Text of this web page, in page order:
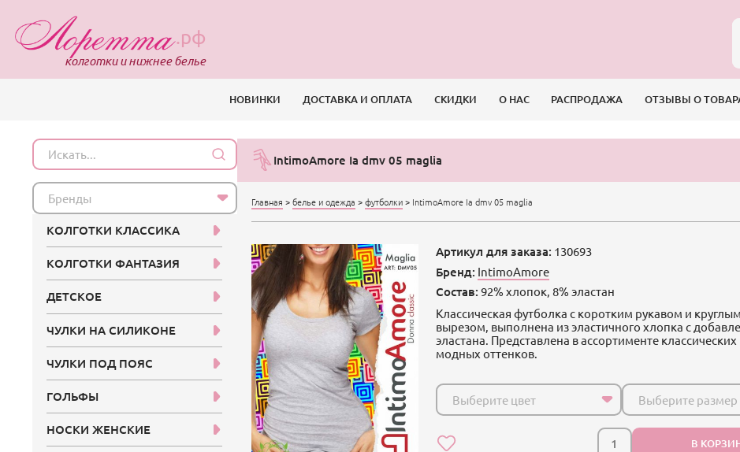
.рф
колготки и нижнее белье
НОВИНКИ ДОСТАВКА И ОПЛАТА СКИДКИ О НАС РАСПРОДАЖА ОТЗЫВЫ О
IntimoAmore Ia dmv 05 maglia
Главная > белье и одежда > футболки > IntimoAmore Ia dmv 05 maglia
Артикул для заказа: 130693
Бренд: IntimoAmore
Состав: 92% хлопок, 8% эластан
Классическая футболка с коротким рукавом и круглым
вырезом, выполнена из эластичного хлопка с
эластана. Представлена в ассортименте классических
модных оттенков.
Выберите цвет Выберите размер
В
Бренды
КОЛГОТКИ КЛАССИКА
КОЛГОТКИ ФАНТАЗИЯ
ДЕТСКОЕ
ЧУЛКИ НА СИЛИКОНЕ
ЧУЛКИ ПОД ПОЯС
ГОЛЬФЫ
НОСКИ ЖЕНСКИЕ